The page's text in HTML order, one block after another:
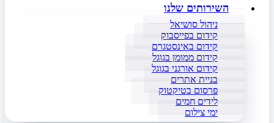
השירותים שלנו
ניהול סושיאל
קידום בפייסבוק
קידום באינסטגרם
קידום ממומן בגוגל
קידום אורגני בגוגל
בניית אתרים
פרסום בטיקטוק
לידים חמים
ימי צילום